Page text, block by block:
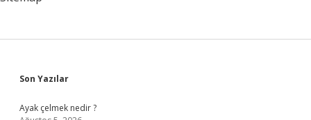
Sidebar
Son Yazılar
Ayak çelmek nedir ?